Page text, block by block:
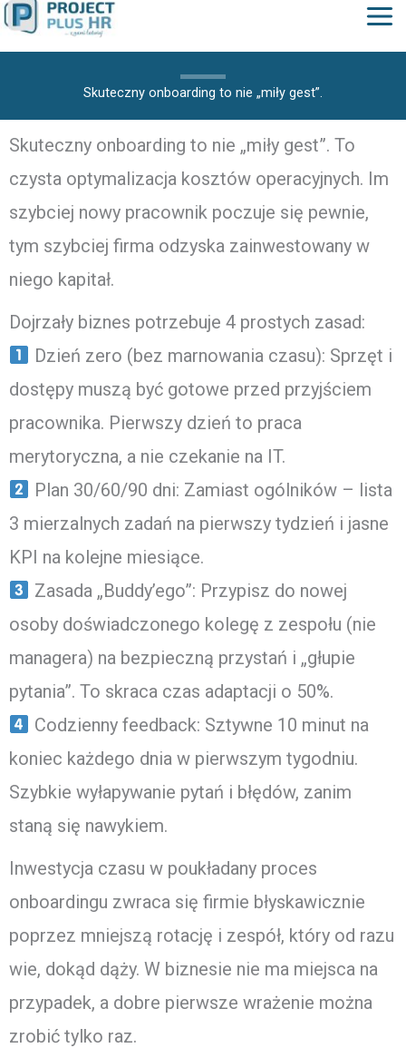
Skuteczny onboarding to nie „miły gest”.
Skuteczny onboarding to nie „miły gest”. To
czysta optymalizacja kosztów operacyjnych. Im
szybciej nowy pracownik poczuje się pewnie,
tym szybciej firma odzyska zainwestowany w
niego kapitał.
Dojrzały biznes potrzebuje 4 prostych zasad:
Dzień zero (bez marnowania czasu): Sprzęt i
dostępy muszą być gotowe przed przyjściem
pracownika. Pierwszy dzień to praca
merytoryczna, a nie czekanie na IT.
Plan 30/60/90 dni: Zamiast ogólników – lista
3 mierzalnych zadań na pierwszy tydzień i jasne
KPI na kolejne miesiące.
Zasada „Buddy’ego”: Przypisz do nowej
osoby doświadczonego kolegę z zespołu (nie
managera) na bezpieczną przystań i „głupie
pytania”. To skraca czas adaptacji o 50%.
Codzienny feedback: Sztywne 10 minut na
koniec każdego dnia w pierwszym tygodniu.
Szybkie wyłapywanie pytań i błędów, zanim
staną się nawykiem.
Inwestycja czasu w poukładany proces
onboardingu zwraca się firmie błyskawicznie
poprzez mniejszą rotację i zespół, który od razu
wie, dokąd dąży. W biznesie nie ma miejsca na
przypadek, a dobre pierwsze wrażenie można
zrobić tylko raz.